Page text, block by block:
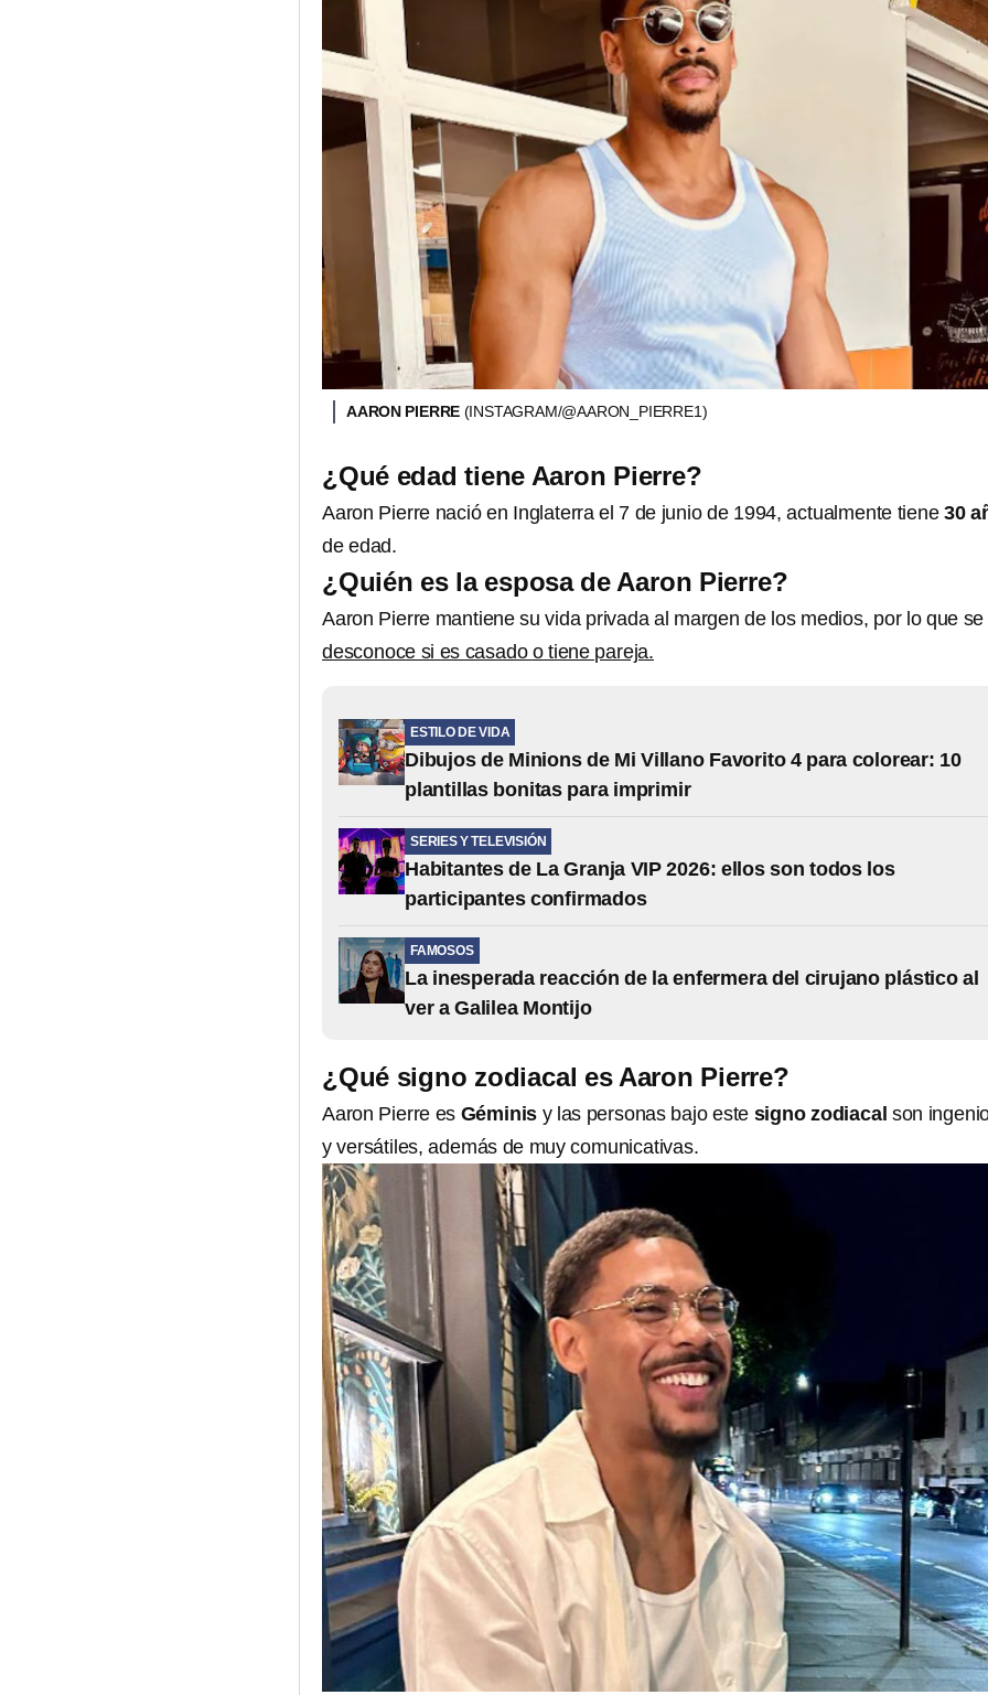
AARON PIERRE (INSTAGRAM/@AARON_PIERRE1)
¿Qué edad tiene Aaron Pierre?
Aaron Pierre nació en Inglaterra el 7 de junio de 1994, actualmente tiene 30
de edad.
¿Quién es la esposa de Aaron Pierre?
Aaron Pierre mantiene su vida privada al margen de los medios, por lo que se
desconoce si es casado o tiene pareja.
ESTILO DE VIDA
Dibujos de Minions de Mi Villano Favorito 4 para colorear: 10
plantillas bonitas para imprimir
SERIES Y TELEVISIÓN
Habitantes de La Granja VIP 2026: ellos son todos los
participantes confirmados
FAMOSOS
La inesperada reacción de la enfermera del cirujano plástico al
ver a Galilea Montijo
¿Qué signo zodiacal es Aaron Pierre?
Aaron Pierre es Géminis y las personas bajo este signo zodiacal son
y versátiles, además de muy comunicativas.